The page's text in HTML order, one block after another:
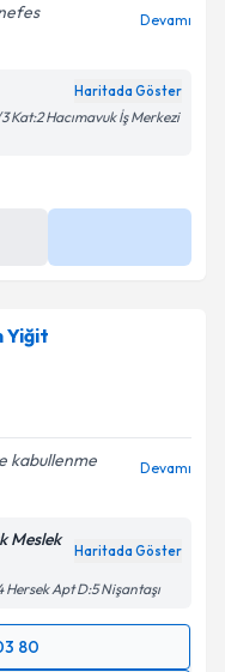
Devamı
Haritada Göster
Hacımavuk İş Merkezi
ile bilgilendireceğiz.
ediyorum.
Gönder
Yiğit
kabullenme
Devamı
Meslek
Haritada Göster
Hersek Apt D:5 Nişantaşı
80